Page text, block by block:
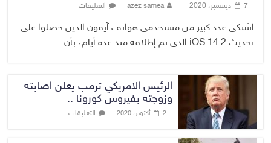
7 ديسمبر، 2020 azez samea التعليقات
اشتكى عدد كبير من مستخدمى هواتف آيفون الذين حصلوا على
تحديث iOS 14.2 الذى تم إطلاقه منذ عدة أيام، بأن
الرئيس الامريكي ترمب يعلن اصابته
وزوجته بفيروس كورونا ..
2 أكتوبر، 2020 التعليقات